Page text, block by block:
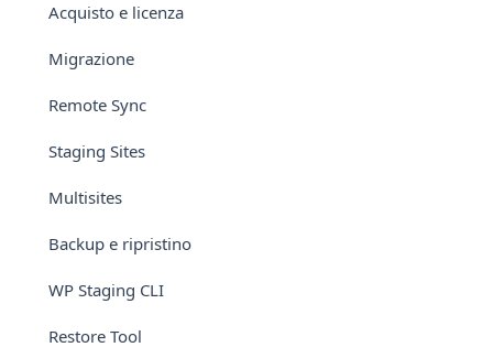
Acquisto e licenza
Migrazione
Remote Sync
Staging Sites
Multisites
Backup e ripristino
WP Staging CLI
Restore Tool